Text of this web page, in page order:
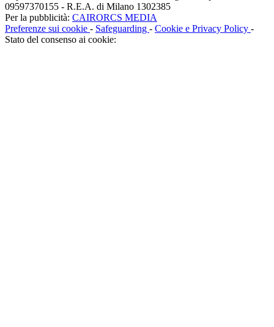
09597370155 - R.E.A. di Milano 1302385
Per la pubblicità: CAIRORCS MEDIA
Preferenze sui cookie - Safeguarding - Cookie e Privacy Policy -
Stato del consenso ai cookie: